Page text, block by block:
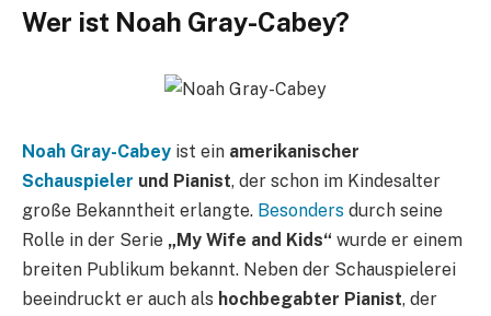
Wer ist Noah Gray-Cabey?
Noah Gray-Cabey ist ein amerikanischer
Schauspieler und Pianist, der schon im Kindesalter
große Bekanntheit erlangte. Besonders durch seine
Rolle in der Serie „My Wife and Kids“ wurde er einem
breiten Publikum bekannt. Neben der Schauspielerei
beeindruckt er auch als hochbegabter Pianist, der